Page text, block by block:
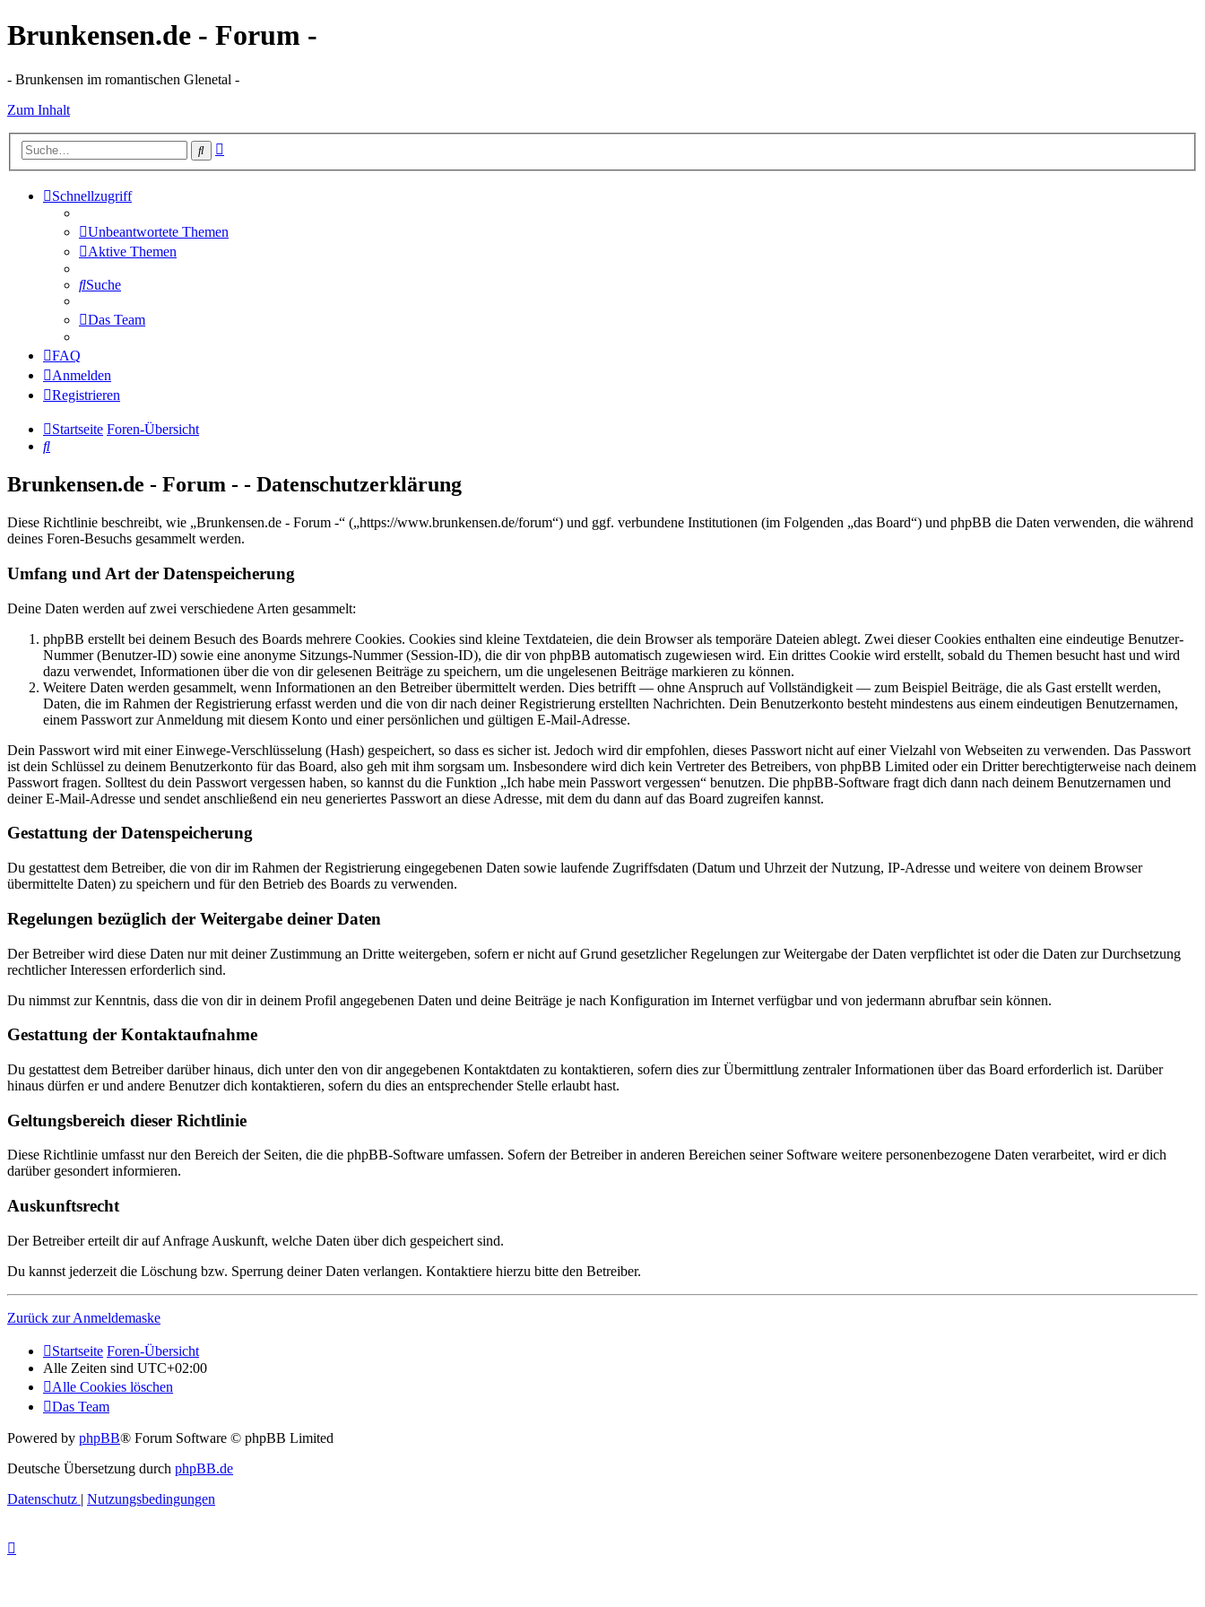
Brunkensen.de - Forum -
- Brunkensen im romantischen Glenetal -
Zum Inhalt
Suche
Schnellzugriff
Unbeantwortete Themen
Aktive Themen
Suche
Das Team
FAQ
Anmelden
Registrieren
Startseite Foren-Übersicht
Suche
Brunkensen.de - Forum - - Datenschutzerklärung
Diese Richtlinie beschreibt, wie „Brunkensen.de - Forum -“ („https://www.brunkensen.de/forum“) und ggf. verbundene Institutionen (im Folgenden „das Board“) und phpBB die Daten verwenden, die während
deines Foren-Besuchs gesammelt werden.
Umfang und Art der Datenspeicherung
Deine Daten werden auf zwei verschiedene Arten gesammelt:
phpBB erstellt bei deinem Besuch des Boards mehrere Cookies. Cookies sind kleine Textdateien, die dein Browser als temporäre Dateien ablegt. Zwei dieser Cookies enthalten eine eindeutige Benutzer-
Nummer (Benutzer-ID) sowie eine anonyme Sitzungs-Nummer (Session-ID), die dir von phpBB automatisch zugewiesen wird. Ein drittes Cookie wird erstellt, sobald du Themen besucht hast und wird
dazu verwendet, Informationen über die von dir gelesenen Beiträge zu speichern, um die ungelesenen Beiträge markieren zu können.
Weitere Daten werden gesammelt, wenn Informationen an den Betreiber übermittelt werden. Dies betrifft — ohne Anspruch auf Vollständigkeit — zum Beispiel Beiträge, die als Gast erstellt werden,
Daten, die im Rahmen der Registrierung erfasst werden und die von dir nach deiner Registrierung erstellten Nachrichten. Dein Benutzerkonto besteht mindestens aus einem eindeutigen Benutzernamen,
einem Passwort zur Anmeldung mit diesem Konto und einer persönlichen und gültigen E-Mail-Adresse.
Dein Passwort wird mit einer Einwege-Verschlüsselung (Hash) gespeichert, so dass es sicher ist. Jedoch wird dir empfohlen, dieses Passwort nicht auf einer Vielzahl von Webseiten zu verwenden. Das Passwort
ist dein Schlüssel zu deinem Benutzerkonto für das Board, also geh mit ihm sorgsam um. Insbesondere wird dich kein Vertreter des Betreibers, von phpBB Limited oder ein Dritter berechtigterweise nach deinem
Passwort fragen. Solltest du dein Passwort vergessen haben, so kannst du die Funktion „Ich habe mein Passwort vergessen“ benutzen. Die phpBB-Software fragt dich dann nach deinem Benutzernamen und
deiner E-Mail-Adresse und sendet anschließend ein neu generiertes Passwort an diese Adresse, mit dem du dann auf das Board zugreifen kannst.
Gestattung der Datenspeicherung
Du gestattest dem Betreiber, die von dir im Rahmen der Registrierung eingegebenen Daten sowie laufende Zugriffsdaten (Datum und Uhrzeit der Nutzung, IP-Adresse und weitere von deinem Browser
übermittelte Daten) zu speichern und für den Betrieb des Boards zu verwenden.
Regelungen bezüglich der Weitergabe deiner Daten
Der Betreiber wird diese Daten nur mit deiner Zustimmung an Dritte weitergeben, sofern er nicht auf Grund gesetzlicher Regelungen zur Weitergabe der Daten verpflichtet ist oder die Daten zur Durchsetzung
rechtlicher Interessen erforderlich sind.
Du nimmst zur Kenntnis, dass die von dir in deinem Profil angegebenen Daten und deine Beiträge je nach Konfiguration im Internet verfügbar und von jedermann abrufbar sein können.
Gestattung der Kontaktaufnahme
Du gestattest dem Betreiber darüber hinaus, dich unter den von dir angegebenen Kontaktdaten zu kontaktieren, sofern dies zur Übermittlung zentraler Informationen über das Board erforderlich ist. Darüber
hinaus dürfen er und andere Benutzer dich kontaktieren, sofern du dies an entsprechender Stelle erlaubt hast.
Geltungsbereich dieser Richtlinie
Diese Richtlinie umfasst nur den Bereich der Seiten, die die phpBB-Software umfassen. Sofern der Betreiber in anderen Bereichen seiner Software weitere personenbezogene Daten verarbeitet, wird er dich
darüber gesondert informieren.
Auskunftsrecht
Der Betreiber erteilt dir auf Anfrage Auskunft, welche Daten über dich gespeichert sind.
Du kannst jederzeit die Löschung bzw. Sperrung deiner Daten verlangen. Kontaktiere hierzu bitte den Betreiber.
Zurück zur Anmeldemaske
Startseite Foren-Übersicht
Alle Zeiten sind UTC+02:00
Alle Cookies löschen
Das Team
Powered by phpBB® Forum Software © phpBB Limited
Deutsche Übersetzung durch phpBB.de
Datenschutz | Nutzungsbedingungen